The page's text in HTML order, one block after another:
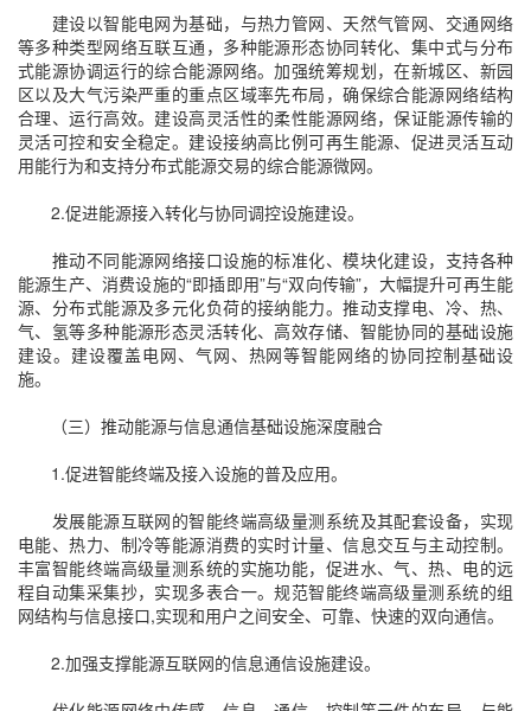
建设以智能电网为基础，与热力管网、天然气管网、交通网络
等多种类型网络互联互通，多种能源形态协同转化、集中式与分布
式能源协调运行的综合能源网络。加强统筹规划，在新城区、新园
区以及大气污染严重的重点区域率先布局，确保综合能源网络结构
合理、运行高效。建设高灵活性的柔性能源网络，保证能源传输的
灵活可控和安全稳定。建设接纳高比例可再生能源、促进灵活互动
用能行为和支持分布式能源交易的综合能源微网。
2.促进能源接入转化与协同调控设施建设。
推动不同能源网络接口设施的标准化、模块化建设，支持各种
能源生产、消费设施的“即插即用”与“双向传输”，大幅提升可再生能
源、分布式能源及多元化负荷的接纳能力。推动支撑电、冷、热、
气、氢等多种能源形态灵活转化、高效存储、智能协同的基础设施
建设。建设覆盖电网、气网、热网等智能网络的协同控制基础设
施。
（三）推动能源与信息通信基础设施深度融合
1.促进智能终端及接入设施的普及应用。
发展能源互联网的智能终端高级量测系统及其配套设备，实现
电能、热力、制冷等能源消费的实时计量、信息交互与主动控制。
丰富智能终端高级量测系统的实施功能，促进水、气、热、电的远
程自动集采集抄，实现多表合一。规范智能终端高级量测系统的组
网结构与信息接口,实现和用户之间安全、可靠、快速的双向通信。
2.加强支撑能源互联网的信息通信设施建设。